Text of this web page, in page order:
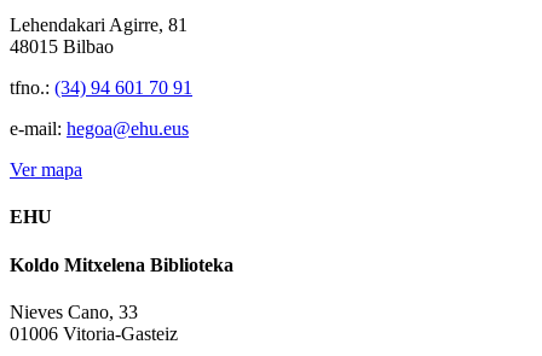
Lehendakari Agirre, 81
48015 Bilbao
tfno.: (34) 94 601 70 91
e-mail: hegoa@ehu.eus
Ver mapa
EHU
Koldo Mitxelena Biblioteka
Nieves Cano, 33
01006 Vitoria-Gasteiz